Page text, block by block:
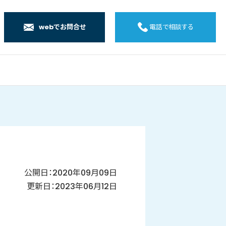
店
webでお問合せ 電話で相談する
公開日：2020年09月09日
更新日：2023年06月12日